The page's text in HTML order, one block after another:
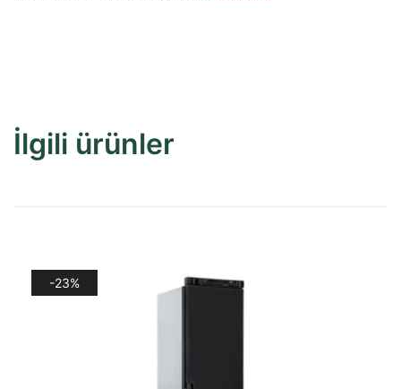
İlgili ürünler
-23%